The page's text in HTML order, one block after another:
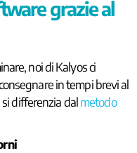
grazie al
noi di Kalyos ci
in tempi brevi al
si differenzia dalmetodo